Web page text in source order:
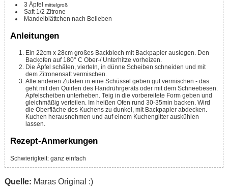
3 Äpfel mittelgroß
Saft 1/2 Zitrone
Mandelblättchen nach Belieben
Anleitungen
Ein 22cm x 28cm großes Backblech mit Backpapier auslegen. Den
Backofen auf 180° C Ober-/ Unterhitze vorheizen.
Die Äpfel schälen, vierteln, in dünne Scheiben schneiden und mit
dem Zitronensaft vermischen.
Alle anderen Zutaten in eine Schüssel geben gut vermischen - das
geht mit den Quirlen des Handrührgeräts oder mit dem Schneebesen.
Apfelscheiben unterheben. Teig in die vorbereitete Form geben und
gleichmäßig verteilen. Im heißen Ofen rund 30-35min backen. Wird
die Oberfläche des Kuchens zu dunkel, mit Backpapier abdecken.
Kuchen herausnehmen und auf einem Kuchengitter auskühlen
lassen.
Rezept-Anmerkungen
Schwierigkeit: ganz einfach
Quelle: Maras Original :)